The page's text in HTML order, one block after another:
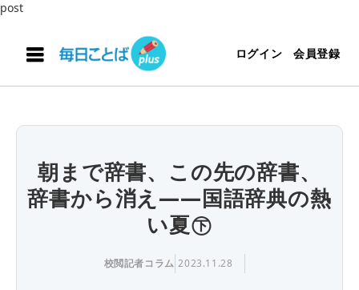
post
ログイン 会員登録
朝まで辞書、この先の辞書、
辞書から消え――国語辞典の熱
い夏㊦
校閲記者コラム 2023.11.28